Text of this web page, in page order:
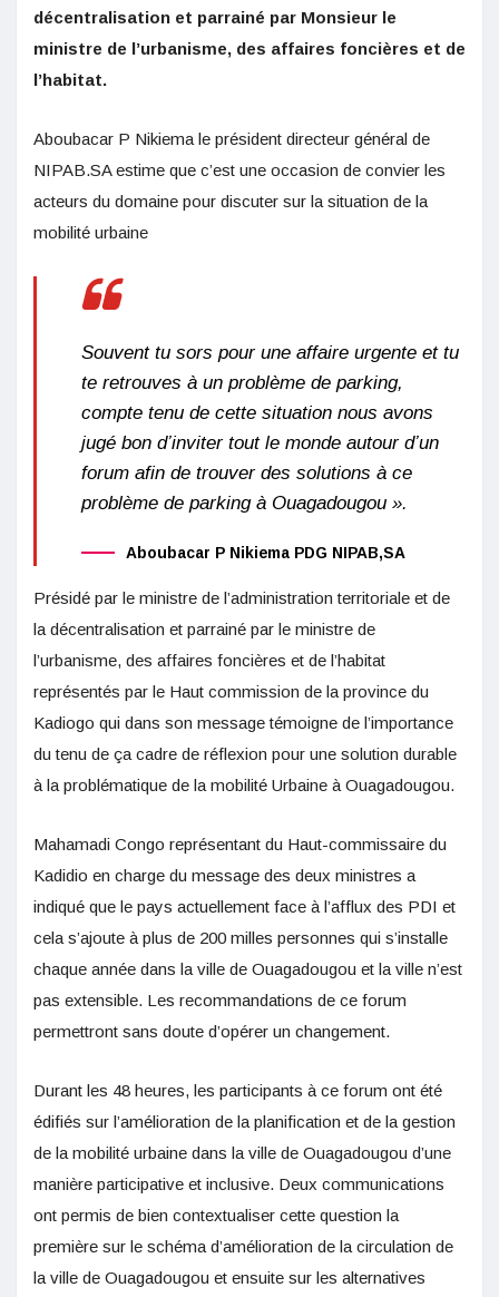
décentralisation et parrainé par Monsieur le
ministre de l’urbanisme, des affaires foncières et de
l’habitat.
Aboubacar P Nikiema le président directeur général de
NIPAB.SA estime que c’est une occasion de convier les
acteurs du domaine pour discuter sur la situation de la
mobilité urbaine
Souvent tu sors pour une affaire urgente et tu
te retrouves à un problème de parking,
compte tenu de cette situation nous avons
jugé bon d’inviter tout le monde autour d’un
forum afin de trouver des solutions à ce
problème de parking à Ouagadougou ».
Aboubacar P Nikiema PDG NIPAB,SA
Présidé par le ministre de l’administration territoriale et de
la décentralisation et parrainé par le ministre de
l’urbanisme, des affaires foncières et de l’habitat
représentés par le Haut commission de la province du
Kadiogo qui dans son message témoigne de l’importance
du tenu de ça cadre de réflexion pour une solution durable
à la problématique de la mobilité Urbaine à Ouagadougou.
Mahamadi Congo représentant du Haut-commissaire du
Kadidio en charge du message des deux ministres a
indiqué que le pays actuellement face à l’afflux des PDI et
cela s’ajoute à plus de 200 milles personnes qui s’installe
chaque année dans la ville de Ouagadougou et la ville n’est
pas extensible. Les recommandations de ce forum
permettront sans doute d’opérer un changement.
Durant les 48 heures, les participants à ce forum ont été
édifiés sur l’amélioration de la planification et de la gestion
de la mobilité urbaine dans la ville de Ouagadougou d’une
manière participative et inclusive. Deux communications
ont permis de bien contextualiser cette question la
première sur le schéma d’amélioration de la circulation de
la ville de Ouagadougou et ensuite sur les alternatives